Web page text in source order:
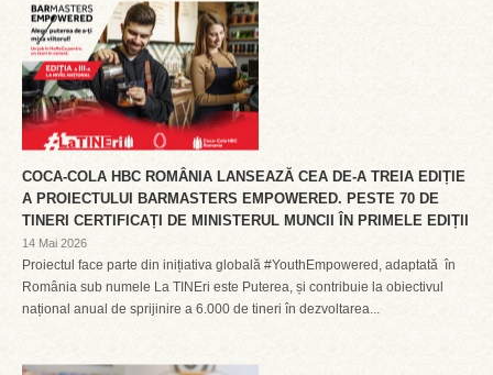
COCA-COLA HBC ROMÂNIA LANSEAZĂ CEA DE-A TREIA EDIȚIE
A PROIECTULUI BARMASTERS EMPOWERED. PESTE 70 DE
TINERI CERTIFICAȚI DE MINISTERUL MUNCII ÎN PRIMELE EDIȚII
14 Mai 2026
Proiectul face parte din inițiativa globală #YouthEmpowered, adaptată în
România sub numele La TINEri este Puterea, și contribuie la obiectivul
național anual de sprijinire a 6.000 de tineri în dezvoltarea...